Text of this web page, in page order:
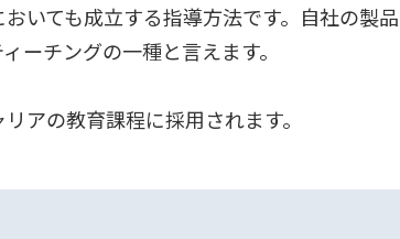
いても成立する指導方法です。自社の製
ーチングの一種と言えます。
アの教育課程に採用されます。